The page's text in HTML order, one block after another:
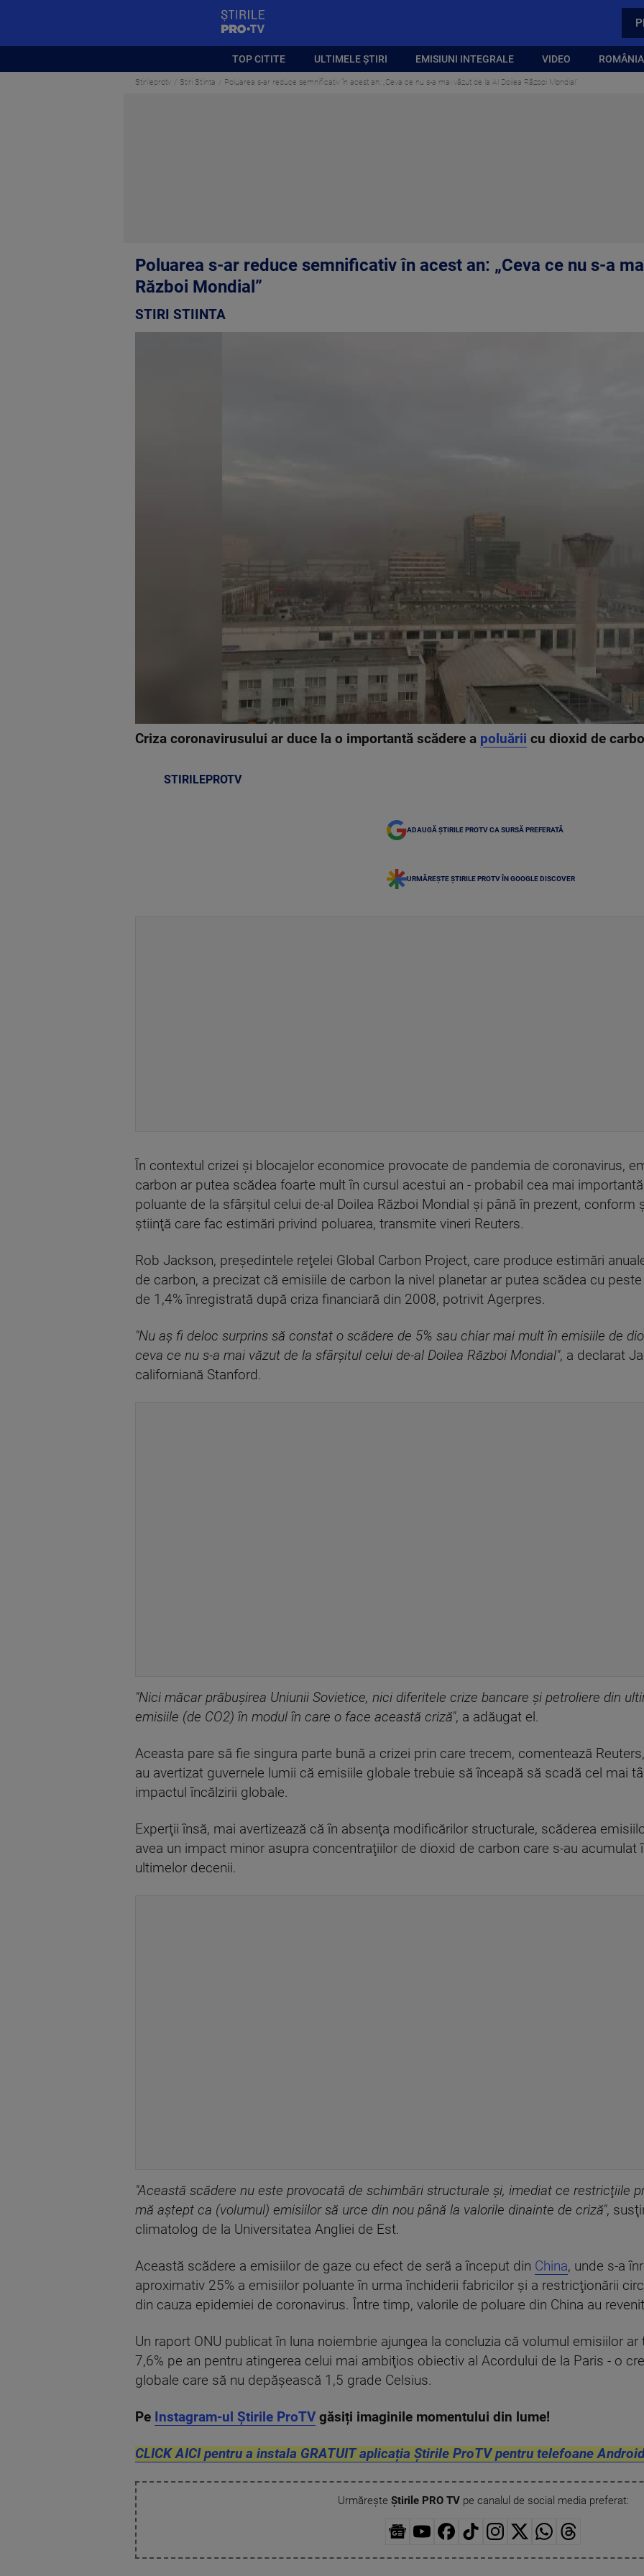
TOP CITITE ULTIMELE ȘTIRI EMISIUNI INTEGRALE VIDEO
Stirileprotv Stiri Stiinta Poluarea s-ar reduce semnificativ în acest an: „Ceva ce nu s-a mai văzut de la Al Doilea Război Mondial”
Poluarea s-ar reduce semnificativ în acest an: „Ceva ce nu s-a
Război Mondial”
STIRI STIINTA
Criza coronavirusului ar duce la o importantă scădere a poluării cu dioxid de
STIRILEPROTV
ADAUGĂ ȘTIRILE PROTV CA SURSĂ PREFERATĂ
URMĂREȘTE ȘTIRILE PROTV ÎN GOOGLE DISCOVER
În contextul crizei şi blocajelor economice provocate de pandemia de coronavirus,
carbon ar putea scădea foarte mult în cursul acestui an - probabil cea mai
poluante de la sfârşitul celui de-al Doilea Război Mondial şi până în prezent, conform
ştiinţă care fac estimări privind poluarea, transmite vineri Reuters.
Rob Jackson, preşedintele reţelei Global Carbon Project, care produce estimări
de carbon, a precizat că emisiile de carbon la nivel planetar ar putea scădea cu
de 1,4% înregistrată după criza financiară din 2008, potrivit Agerpres.
"Nu aş fi deloc surprins să constat o scădere de 5% sau chiar mai mult în emisiile de
ceva ce nu s-a mai văzut de la sfârşitul celui de-al Doilea Război Mondial", a declarat
californiană Stanford.
"Nici măcar prăbuşirea Uniunii Sovietice, nici diferitele crize bancare şi petroliere din
emisiile (de CO2) în modul în care o face această criză", a adăugat el.
Aceasta pare să fie singura parte bună a crizei prin care trecem, comentează
au avertizat guvernele lumii că emisiile globale trebuie să înceapă să scadă cel mai
impactul încălzirii globale.
Experţii însă, mai avertizează că în absenţa modificărilor structurale, scăderea
avea un impact minor asupra concentraţiilor de dioxid de carbon care s-au acumulat
ultimelor decenii.
"Această scădere nu este provocată de schimbări structurale şi, imediat ce restricţiile
mă aştept ca (volumul) emisiilor să urce din nou până la valorile dinainte de criză",
climatolog de la Universitatea Angliei de Est.
Această scădere a emisiilor de gaze cu efect de seră a început din China, unde s-a
aproximativ 25% a emisiilor poluante în urma închiderii fabricilor şi a restricţionării
din cauza epidemiei de coronavirus. Între timp, valorile de poluare din China au
Un raport ONU publicat în luna noiembrie ajungea la concluzia că volumul emisiilor
7,6% pe an pentru atingerea celui mai ambiţios obiectiv al Acordului de la Paris - o
globale care să nu depăşească 1,5 grade Celsius.
Pe Instagram-ul Știrile ProTV găsiți imaginile momentului din lume!
CLICK AICI pentru a instala GRATUIT aplicația Știrile ProTV pentru telefoane
Urmărește Știrile PRO TVpe canalul de social media preferat: